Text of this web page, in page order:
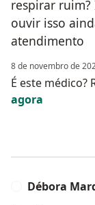
respirar ruim?
ouvir isso
atendimento
8 de novembro de
É este médico?
agora
Débora